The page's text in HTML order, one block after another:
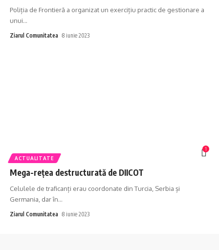
Poliția de Frontieră a organizat un exercițiu practic de gestionare a
unui…
Ziarul Comunitatea 8 iunie 2023
1
ACTUALITATE
Mega-rețea destructurată de DIICOT
Celulele de traficanți erau coordonate din Turcia, Serbia și
Germania, dar în…
Ziarul Comunitatea 8 iunie 2023